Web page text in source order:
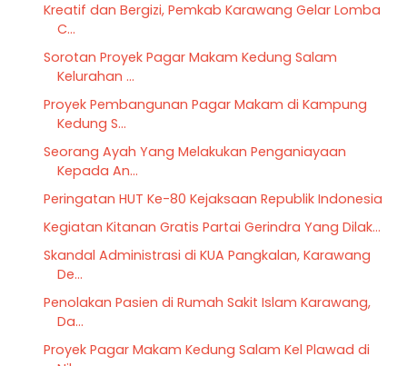
Kreatif dan Bergizi, Pemkab Karawang Gelar Lomba
C...
Sorotan Proyek Pagar Makam Kedung Salam
Kelurahan ...
Proyek Pembangunan Pagar Makam di Kampung
Kedung S...
Seorang Ayah Yang Melakukan Penganiayaan
Kepada An...
Peringatan HUT Ke-80 Kejaksaan Republik Indonesia
Kegiatan Kitanan Gratis Partai Gerindra Yang Dilak...
Skandal Administrasi di KUA Pangkalan, Karawang
De...
Penolakan Pasien di Rumah Sakit Islam Karawang,
Da...
Proyek Pagar Makam Kedung Salam Kel Plawad di